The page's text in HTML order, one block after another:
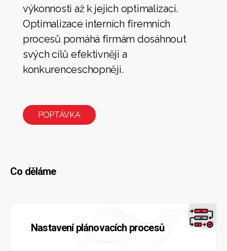
výkonnosti až k jejich optimalizaci.
Optimalizace interních firemních
procesů pomáhá firmám dosáhnout
svých cílů efektivněji a
konkurenceschopněji.
POPTÁVKA
Co děláme
Nastavení plánovacích procesů